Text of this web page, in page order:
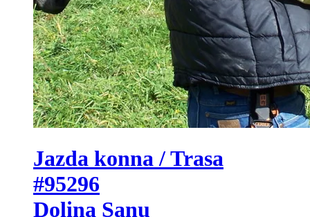
Jazda konna / Trasa
#95296
Dolina Sanu